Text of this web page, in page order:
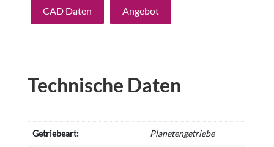
CAD Daten Angebot
Technische Daten
Getriebeart: Planetengetriebe